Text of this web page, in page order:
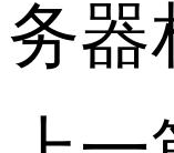
务器